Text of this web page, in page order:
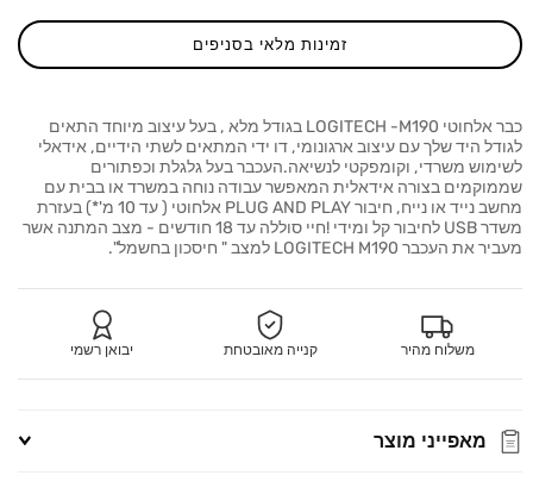
זמינות מלאי בסניפים
כבר אלחוטי LOGITECH -M190 בגודל מלא , בעל עיצוב מיוחד התאים
לגודל היד שלך עם עיצוב ארגונומי, דו ידי המתאים לשתי הידיים, אידאלי
לשימוש משרדי, וקומפקטי לנשיאה.העכבר בעל גלגלת וכפתורים
שממוקמים בצורה אידאלית המאפשר עבודה נוחה במשרד או בבית עם
מחשב נייד או נייח, חיבור PLUG AND PLAY אלחוטי ( עד 10 מ'*) בעזרת
משדר USB לחיבור קל ומידי !חיי סוללה עד 18 חודשים - מצב המתנה אשר
מעביר את העכבר LOGITECH M190 למצב " חיסכון בחשמל".
משלוח מהיר קנייה מאובטחת יבואן רשמי
מאפייני מוצר